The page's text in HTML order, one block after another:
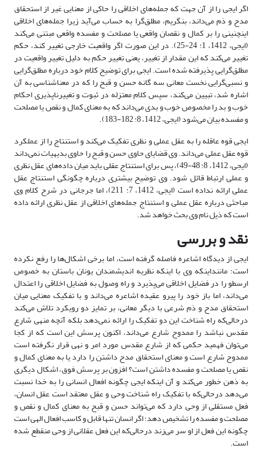
اگر ایجی را از آن جهت که جمله‌های اخلاقی را حاکی از معنایی غیر از استحقاق
مدح و ذم می‌داند، بنگریم، مطلق‌گرا به حساب می‌آید زیرا جمله‌های اخلاقی
اینچنینی را بر کمال و نقصان واقعی یا مصلحت و مفسده واقعی مبتنی می‌کند
(ایجی، 1412، 1: 24-25). در این صورت اگر واقعیت خارجی تغییر کند، حکم
تغییر می‌کند که این مقدار از تغییر، یعنی تغییر حکم به دلیل تغییر واقعیت در
مطلق‌گرایی پذیرفته شده است. ایجی برای توضیح کلام خود درباره مطلق‌گرایی
و نسبی‌گرایی نخست معانی سه گانه حسن و قبح را که در معناشناسی به آن
اشاره شد، تبیین می‌کند، سپس کلام معتزله در ثبوت و تغییرناپذیری احکام
خوب و بد را مخصوص خوب و بدی می‌داند که به معنای کمال و نقص یا مصلحت
و مفسده بیان می‌شود (ایجی، 1412، 8: 182-183).
ایجی قوه عاقله را به عقل عملی و نظری تفکیک می‌کند و استنتاج را از عملکرد
قوه عقل عملی می‌داند. وی قضایای حاوی حسن و قبح را حاوی بدیهیات نمی‌داند
(ایجی، 1412، 8: 48-49)، پس برای استنتاج عقلی باید میان داده‌های عقل نظری
و عملی ارتباط قائل شود. وی توضیح بیشتری درباره چگونگی استنتاج عقل
عملی ارائه نداده است (ایجی، 1412، 7: 211)، اما جرجانی در شرح کلام وی
مباحثی درباره عقل عملی و استنتاج جمله‌های اخلاقی از عقل نظری ارائه داده
است که ذیل نام وی بحث خواهد شد.
نقد و بررسی
ایجی از دیدگاه اشاعره فاصله گرفته است، اما برخی اشکال‌ها را رفع نکرده
است؛ ماننداینکه وی با اینکه نظریه اندیشمندان یونان باستان به خصوص
ارسطو را در فضایل اخلاقی می‌پذیرد و راه وصول به فضایل اخلاقی را اعتدال
می‌داند، اما باز خود را پیرو عقیده اشاعره می‌داند و با تفکیک معنایی میان
استحقاق مدح و ذم شرعی با دیگر معانی، بر تمایز دو رویکرد تلاش می‌کند
درحالی‌که راه شناخت این دو تفکیک را ارائه نمی‌دهد بلکه آنچه منهی شارع
مقدس نباشد را ممدوح شارع می‌داند، اکنون پرسش این است که از کجا
می‌توان فهمید حکمی که از شارع مقدس مورد امر و نهی قرار نگرفته است
ممدوح شارع است و معنای استحقاق مدح داشتن را دارد یا به معنای کمال و
نقص یا مصلحت و مفسده داشتن است؟ افزون بر پرسش فوق، اشکال دیگری
به ذهن خطور می‌کند و آن اینکه ایجی چگونه افعال انسانی را به خدا نسبت
می‌دهد درحالی‌که با تفکیک راه شناخت وحی و عقل معتقد است عقل انسان،
فعل مستقلی از وحی دارد که می‌تواند حسن و قبح به معنای کمال و نقص و
مصلحت و مفسده را تشخیص دهد؛ اگر انسان تنها قابل و کاسب افعال الهی است
چگونه این فعل از او سر می‌زند درحالی‌که این فعل عقلانی از وحی منقطع شده
است.